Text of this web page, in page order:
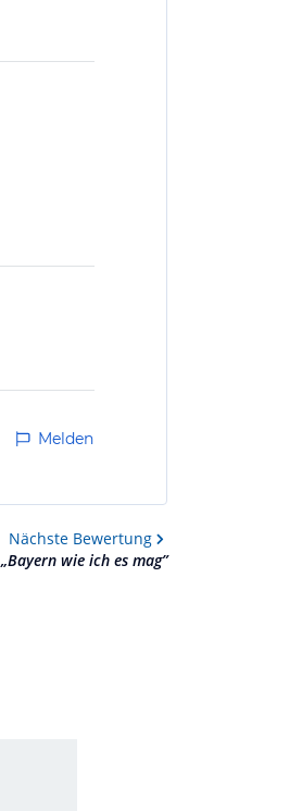
Melden
Nächste Bewertung
„Bayern wie ich es mag”